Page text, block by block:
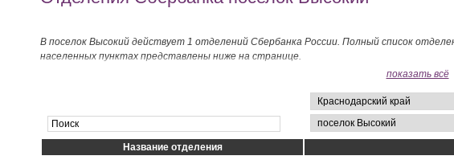
В поселок Высокий действует 1 отделений Сбербанка России. Полный список
населенных пунктах представлены ниже на странице.
показать всё
Название отделения